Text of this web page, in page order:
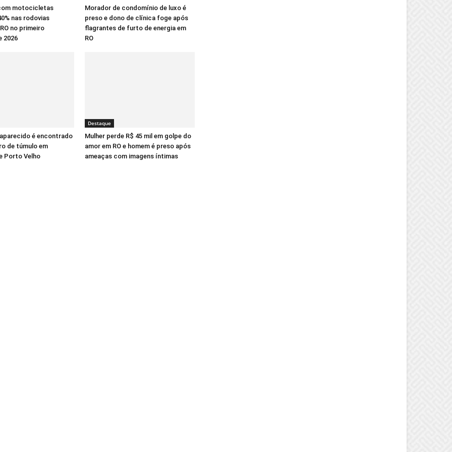
motocicletas
nas rodovias
no primeiro
2026
Morador de condomínio de luxo é
preso e dono de clínica foge após
flagrantes de furto de energia em
RO
é encontrado
de túmulo em
Porto Velho
Destaque
Mulher perde R$ 45 mil em golpe do
amor em RO e homem é preso após
ameaças com imagens íntimas